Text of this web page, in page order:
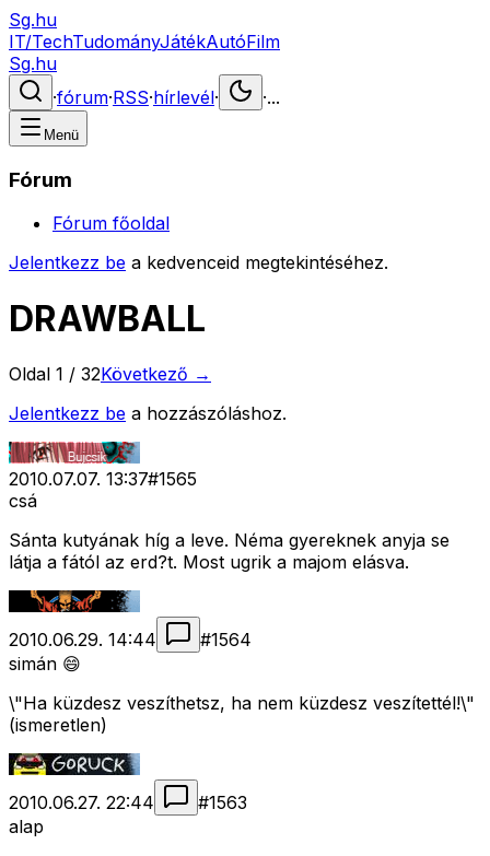
Sg.hu
IT/TechTudományJátékAutóFilm
Sg.hu
·fórum·RSS·hírlevél· ·...
Menü
Fórum
Fórum főoldal
Jelentkezz be a kedvenceid megtekintéséhez.
DRAWBALL
Oldal 1 / 32Következő →
Jelentkezz be a hozzászóláshoz.
2010.07.07. 13:37#1565
csá
Sánta kutyának híg a leve. Néma gyereknek anyja se
látja a fától az erd?t. Most ugrik a majom elásva.
2010.06.29. 14:44 #1564
simán 😄
\"Ha küzdesz veszíthetsz, ha nem küzdesz veszítettél!\"
(ismeretlen)
2010.06.27. 22:44 #1563
alap